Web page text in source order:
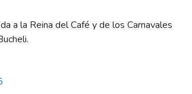
a la Reina del Café y de los Carnavales